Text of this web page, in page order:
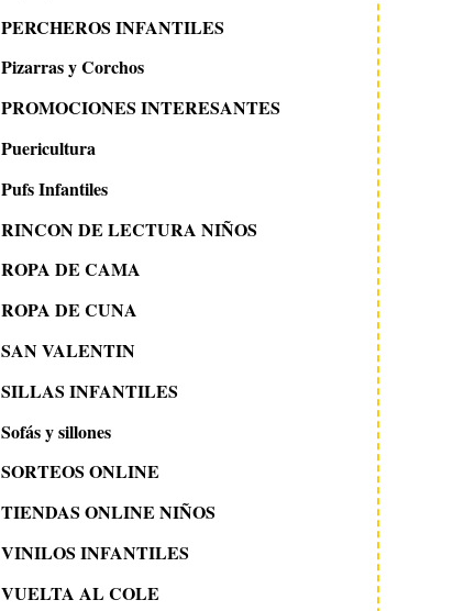
PERCHEROS INFANTILES
Pizarras y Corchos
PROMOCIONES INTERESANTES
Puericultura
Pufs Infantiles
RINCON DE LECTURA NIÑOS
ROPA DE CAMA
ROPA DE CUNA
SAN VALENTIN
SILLAS INFANTILES
Sofás y sillones
SORTEOS ONLINE
TIENDAS ONLINE NIÑOS
VINILOS INFANTILES
VUELTA AL COLE